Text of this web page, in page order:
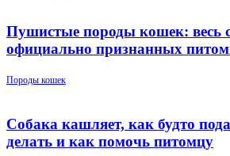
Пушистые породы кошек: весь
официально признанных
Породы кошек
Собака кашляет, как будто
делать и как помочь питомцу